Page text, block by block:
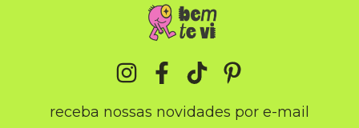
receba nossas novidades por e-mail